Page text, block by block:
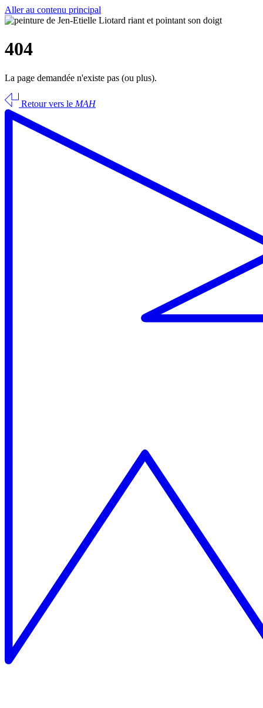
Aller au contenu principal
404
La page demandée n'existe pas (ou plus).
Retour vers le MAH